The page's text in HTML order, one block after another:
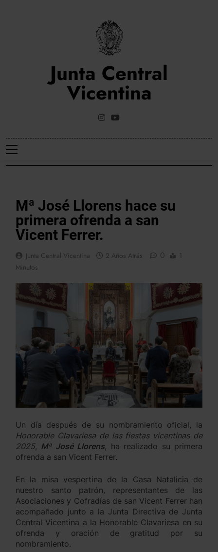
Junta Central
Vicentina
Web Oficial De La Junta Central Vicentina De Valencia
Mª José Llorens hace su
primera ofrenda a san
Vicent Ferrer.
Junta Central Vicentina 2 Años Atrás 0
1
Minutos
Un día después de su nombramiento oficial, la
Honorable Clavariesa de las fiestas vicentinas de
2025, Mª José Llorens, ha realizado su primera
ofrenda a san Vicent Ferrer.
En la misa vespertina de la Casa Natalicia de
nuestro santo patrón, representantes de las
Asociaciones y Cofradías de san Vicent Ferrer han
acompañado junto a la Junta Directiva de Junta
Central Vicentina a la Honorable Clavariesa en su
ofrenda y oración de gratitud por su
nombramiento.